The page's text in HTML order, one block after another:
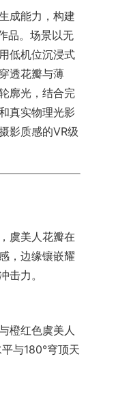
成能力，构建
品。场景以无
低机位沉浸式
透花瓣与薄
廓光，结合完
真实物理光影
影质感的VR级
虞美人花瓣在
，边缘镶嵌耀
击力。
橙红色虞美人
与180°穹顶天